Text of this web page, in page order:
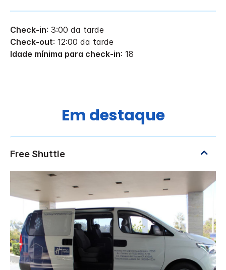
Check-in: 3:00 da tarde
Check-out: 12:00 da tarde
Idade mínima para check-in: 18
Em destaque